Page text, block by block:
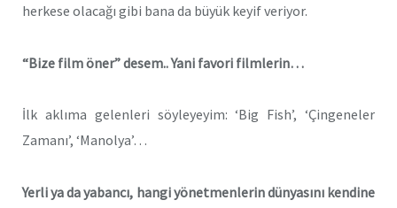
herkese olacağı gibi bana da büyük keyif veriyor.
“Bize film öner” desem.. Yani favori filmlerin…
İlk aklıma gelenleri söyleyeyim: ‘Big Fish’, ‘Çingeneler
Zamanı’, ‘Manolya’…
Yerli ya da yabancı, hangi yönetmenlerin dünyasını kendine